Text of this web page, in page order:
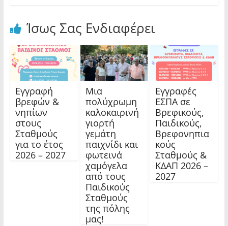
Ίσως Σας Ενδιαφέρει
Εγγραφή
βρεφών &
νηπίων
στους
Σταθμούς
για το έτος
2026 – 2027
Μια
πολύχρωμη
καλοκαιρινή
γιορτή
γεμάτη
παιχνίδι και
φωτεινά
χαμόγελα
από τους
Παιδικούς
Σταθμούς
της πόλης
μας!
Εγγραφές
ΕΣΠΑ σε
Βρεφικούς,
Παιδικούς,
Βρεφονηπια
κούς
Σταθμούς &
ΚΔΑΠ 2026 –
2027